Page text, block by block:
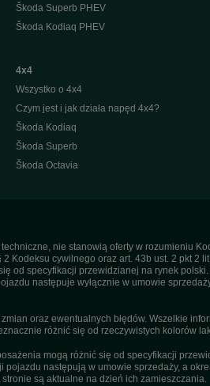
Škoda Superb PHEV
Škoda Kodiaq PHEV
4x4
Wszystko o 4x4
Czym jest i jak działa napęd 4x4?
Škoda Kodiaq
Škoda Superb
Škoda Octavia
nie stanowią oferty w rozumieniu
cywilnego oraz art. 43b ust. 2 pkt 2
specyfikacji przewidzianej na rynek
następuje wyłącznie w umowie
oraz ewentualnych błędów. Wszelkie
różnić się od rzeczywistych kolorów
mogą różnić się od specyfikacji
następują w umowie sprzedaży, a
są aktualne na dzień ich zamieszczania.